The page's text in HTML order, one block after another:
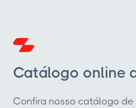
Catálogo online
Confira nosso catálogo